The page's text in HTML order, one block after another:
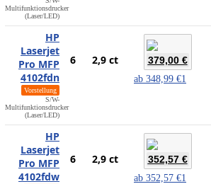
Multifunktionsdrucker
(Laser/LED)
HP
Laserjet
Pro MFP
4102fdn
Vorstellung
S/W-
Multifunktionsdrucker
(Laser/LED)
6 2,9 ct 379,00 €
ab 348,99 €1
HP
Laserjet
Pro MFP
4102fdw
6 2,9 ct 352,57 €
ab 352,57 €1